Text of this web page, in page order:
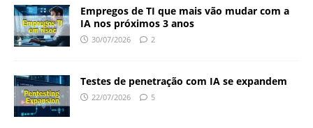
Empregos de TI que mais vão mudar com a
IA nos próximos 3 anos
30/07/2026 2
Testes de penetração com IA se expandem
22/07/2026 5